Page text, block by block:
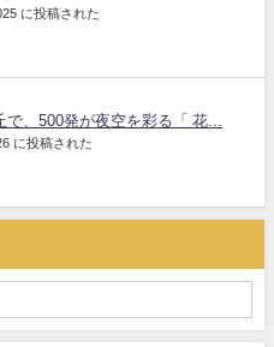
に投稿された
、500発が夜空を彩る「 花...
に投稿された